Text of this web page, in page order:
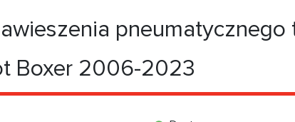
Boxer 2006-2023